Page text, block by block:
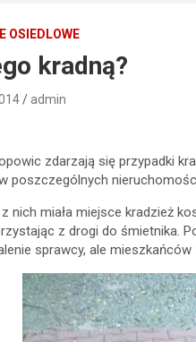
OSIEDLOWE
kradną?
admin
zdarzają się przypadki
poszczególnych
nich miała miejsce kradzież
z drogi do śmietnika.
sprawcy, ale